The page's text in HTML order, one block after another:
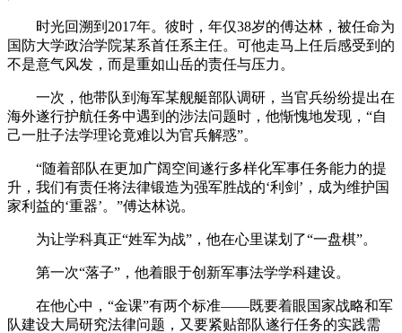
时光回溯到2017年。彼时，年仅38岁的傅达林，被任命为
国防大学政治学院某系首任系主任。可他走马上任后感受到的
不是意气风发，而是重如山岳的责任与压力。
一次，他带队到海军某舰艇部队调研，当官兵纷纷提出在
海外遂行护航任务中遇到的涉法问题时，他惭愧地发现，“自
己一肚子法学理论竟难以为官兵解惑”。
“随着部队在更加广阔空间遂行多样化军事任务能力的提
升，我们有责任将法律锻造为强军胜战的‘利剑’，成为维护国
家利益的‘重器’。”傅达林说。
为让学科真正“姓军为战”，他在心里谋划了“一盘棋”。
第一次“落子”，他着眼于创新军事法学学科建设。
在他心中，“金课”有两个标准——既要着眼国家战略和军
队建设大局研究法律问题，又要紧贴部队遂行任务的实践需